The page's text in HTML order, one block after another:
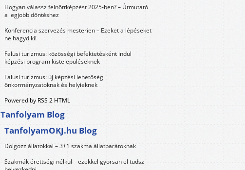
Hogyan válassz felnőttképzést 2025-ben? – Útmutató
a legjobb döntéshez
Konferencia szervezés mesterien – Ezeket a lépéseket
ne hagyd ki!
Falusi turizmus: közösségi befektetésként indul
képzési program kistelepüléseknek
Falusi turizmus: új képzési lehetőség
önkormányzatoknak és helyieknek
Powered by RSS 2 HTML
Tanfolyam Blog
TanfolyamOKJ.hu Blog
Dolgozz állatokkal – 3+1 szakma állatbarátoknak
Szakmák érettségi nélkül – ezekkel gyorsan el tudsz